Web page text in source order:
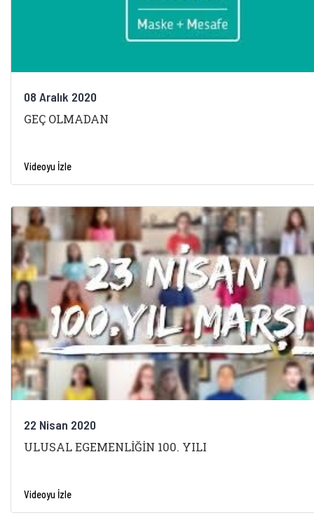
08 Aralık 2020
GEÇ OLMADAN
Videoyu İzle
22 Nisan 2020
ULUSAL EGEMENLİĞİN 100. YILI
Videoyu İzle